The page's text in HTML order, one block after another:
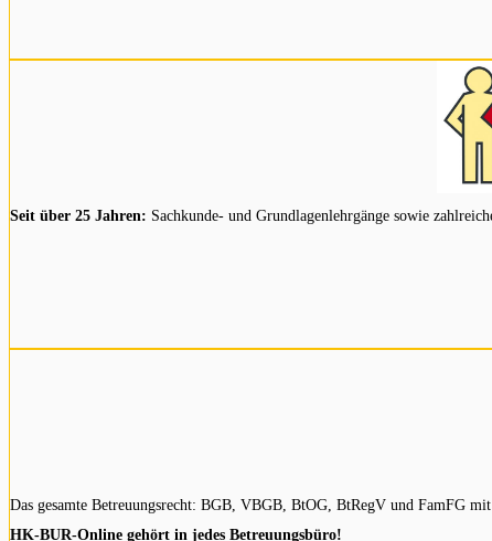
Seit über 25 Jahren: Sachkunde- und Grundlagenlehrgänge sowie
Das gesamte Betreuungsrecht: BGB, VBGB, BtOG, BtRegV und FamFG
HK-BUR-Online gehört in jedes Betreuungsbüro!